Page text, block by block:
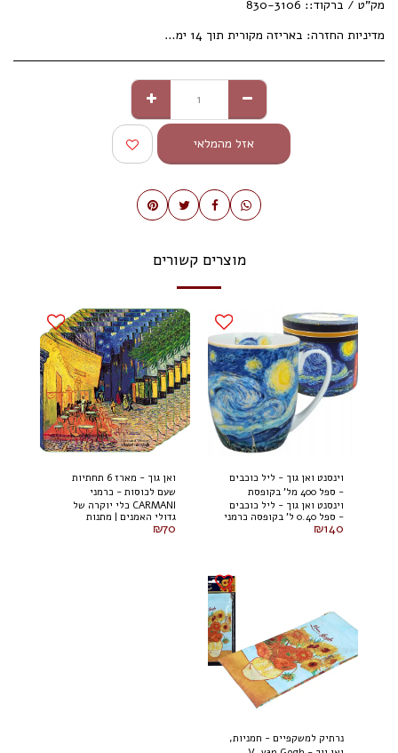
מק"ט / ברקוד:: 830-3106
מדיניות החזרה: באריזה מקורית תוך 14 ימי עסקים.
אזל מהמלאי
מוצרים קשורים
וינסנט ואן גוך - ליל כוכבים
- ספל 400 מל' בקופסת
קרטון כרמני
וינסנט ואן גוך - ליל כוכבים
- ספל 0.40 ל' בקופסה כרמני
₪140
ואן גוך - מארז 6 תחתיות
שעם לכוסות - כרמני
CARMANI כלי יוקרה של
גדולי האמנים | מתנות
₪70
נרתיק למשקפיים - חמניות,